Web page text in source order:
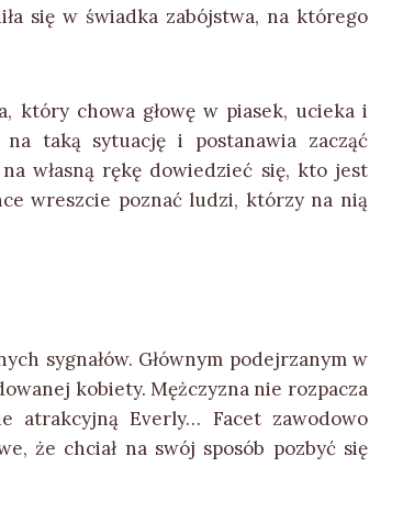
się w świadka zabójstwa, na którego
który chowa głowę w piasek, ucieka i
taką sytuację i postanawia zacząć
własną rękę dowiedzieć się, kto jest
wreszcie poznać ludzi, którzy na nią
sygnałów. Głównym podejrzanym w
kobiety. Mężczyzna nie rozpacza
atrakcyjną Everly… Facet zawodowo
że chciał na swój sposób pozbyć się